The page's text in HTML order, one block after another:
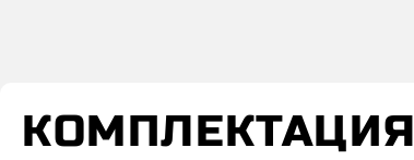
КОМПЛЕКТАЦИЯ